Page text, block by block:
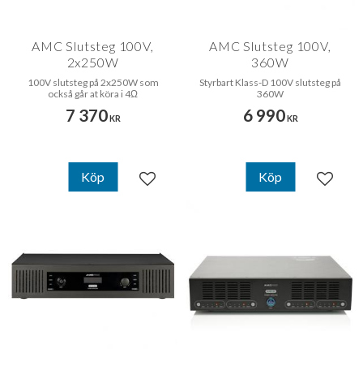
AMC Slutsteg 100V,
2x250W
100V slutsteg på 2x250W som
också går at köra i 4Ω
7 370KR
Lägg till i favoriter
Köp
AMC Slutsteg 100V,
360W
Styrbart Klass-D 100V slutsteg på
360W
6 990KR
Lägg
Köp